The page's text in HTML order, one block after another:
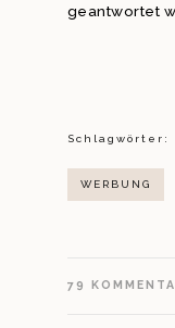
geantwortet
Schlagwörter:
WERBUNG
79